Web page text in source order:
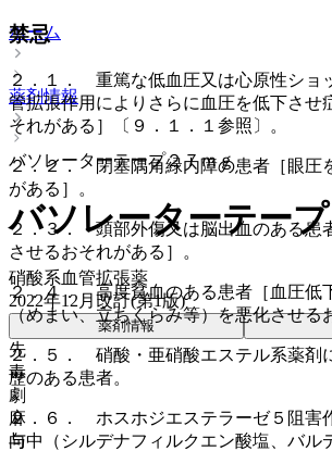
禁忌
２．１． 重篤な低血圧又は心原性ショ
管拡張作用によりさらに血圧を低下させ
それがある］〔９．１．１参照〕。
２．２． 閉塞隅角緑内障の患者［眼圧
がある］。
２．３． 頭部外傷又は脳出血のある患
させるおそれがある］。
２．４． 高度貧血のある患者［血圧低
（めまい、立ちくらみ等）を悪化させる
２．５． 硝酸・亜硝酸エステル系薬剤
歴のある患者。
２．６． ホスホジエステラーゼ５阻害
与中（シルデナフィルクエン酸塩、バル
ホーム
薬剤情報
バソレーターテープ２７ｍｇ
バソレーターテー
硝酸系血管拡張薬
2022年12月改訂(第1版)
薬剤情報
先
毒
劇
麻
向